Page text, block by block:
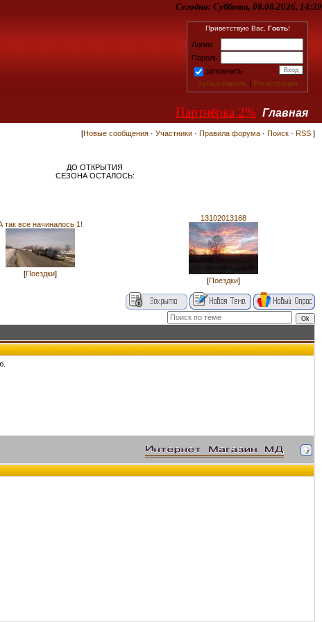
Сегодня: Суббота, 08.08.2026, 14:39
Приветствую Вас, Гость!
Логин:
Пароль:
запомнить
Забыл пароль | Регистрация
Партнёрка 2% Главная
[Новые сообщения · Участники · Правила форума · Поиск · RSS ]
ДО ОТКРЫТИЯ
СЕЗОНА ОСТАЛОСЬ:
так все начиналось 1!
[Поездки]
13102013168
[Поездки]